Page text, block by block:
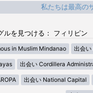
私たちは最高の
ルを見つける： フィリピン
in Muslim Mindanao 出会
出会い Cordillera
出会い National Capital